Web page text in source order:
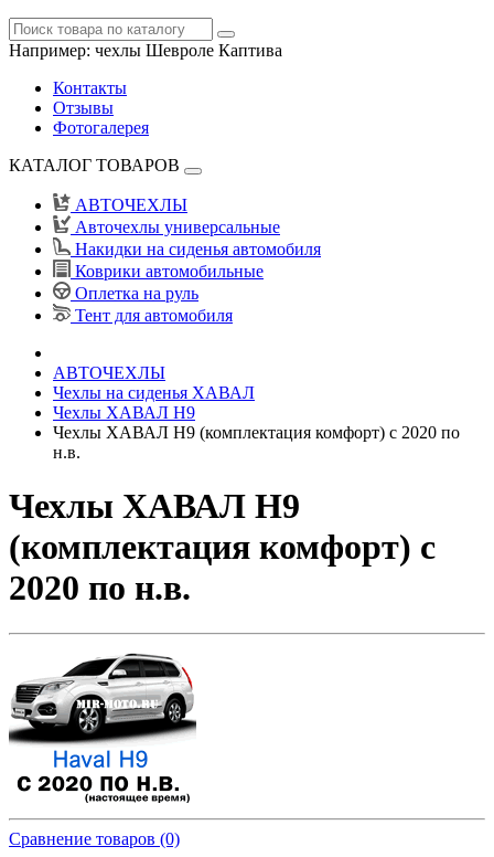
Например: чехлы Шевроле Каптива
Контакты
Отзывы
Фотогалерея
КАТАЛОГ ТОВАРОВ
АВТОЧЕХЛЫ
Авточехлы универсальные
Накидки на сиденья автомобиля
Коврики автомобильные
Оплетка на руль
Тент для автомобиля
АВТОЧЕХЛЫ
Чехлы на сиденья ХАВАЛ
Чехлы ХАВАЛ H9
Чехлы ХАВАЛ H9 (комплектация комфорт) с 2020 по
н.в.
Чехлы ХАВАЛ H9
(комплектация комфорт) с
2020 по н.в.
Сравнение товаров (0)